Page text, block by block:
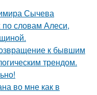
Сычева
по словам Алеси,
к бывшим
трендом.
во мне как в